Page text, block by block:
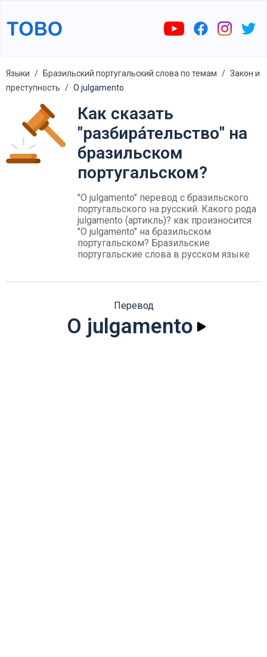
Языки Бразильский португальский слова по темам
Закон и
преступность
O julgamento
Как сказать
"разбира́тельство" на
бразильском
португальском?
"O julgamento" перевод с бразильского
португальского на русский. Какого рода
julgamento (артикль)? как произносится
"O julgamento" на бразильском
португальском? Бразильские
португальские слова в русском языке
Перевод
O julgamento